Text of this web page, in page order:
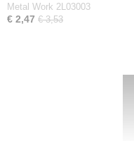
Metal Work 2L03003
€ 2,47 € 3,53